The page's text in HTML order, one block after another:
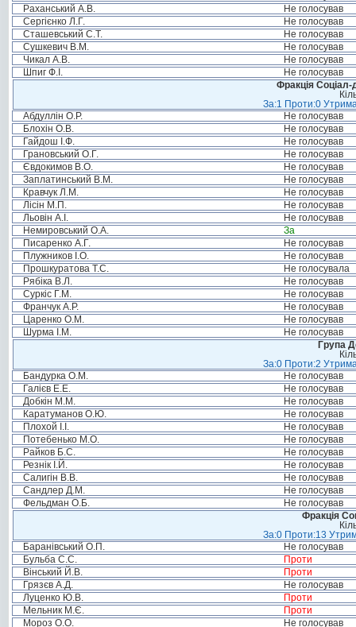
Раханський А.В.
Не голосував
Сергієнко Л.Г.
Не голосував
Сташевський С.Т.
Не голосував
Сушкевич В.М.
Не голосував
Чикал А.В.
Не голосував
Шпиг Ф.І.
Не голосував
Фракція Соціал-
За:1 Проти:0
Абдуллін О.Р.
Не голосував
Блохін О.В.
Не голосував
Гайдош І.Ф.
Не голосував
Грановський О.Г.
Не голосував
Євдокимов В.О.
Не голосував
Заплатинський В.М.
Не голосував
Кравчук Л.М.
Не голосував
Лісін М.П.
Не голосував
Льовін А.І.
Не голосував
Немировський О.А.
За
Писаренко А.Г.
Не голосував
Плужников І.О.
Не голосував
Прошкуратова Т.С.
Не голосувала
Рябіка В.Л.
Не голосував
Суркіс Г.М.
Не голосував
Франчук А.Р.
Не голосував
Царенко О.М.
Не голосував
Шурма І.М.
Не голосував
Група
За:0 Проти:2
Бандурка О.М.
Не голосував
Галієв Е.Е.
Не голосував
Добкін М.М.
Не голосував
Каратуманов О.Ю.
Не голосував
Плохой І.І.
Не голосував
Потебенько М.О.
Не голосував
Райков Б.С.
Не голосував
Резнік І.Й.
Не голосував
Салигін В.В.
Не голосував
Сандлер Д.М.
Не голосував
Фельдман О.Б.
Не голосував
Фракція
За:0 Проти:13
Баранівський О.П.
Не голосував
Бульба С.С.
Проти
Вінський Й.В.
Проти
Грязєв А.Д.
Не голосував
Луценко Ю.В.
Проти
Мельник М.Є.
Проти
Мороз О.О.
Не голосував